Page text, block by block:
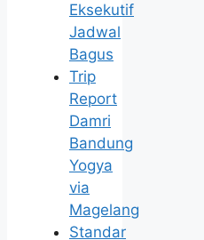
Eksekutif
Jadwal
Bagus
Trip
Report
Damri
Bandung
Yogya
via
Magelang
Standar